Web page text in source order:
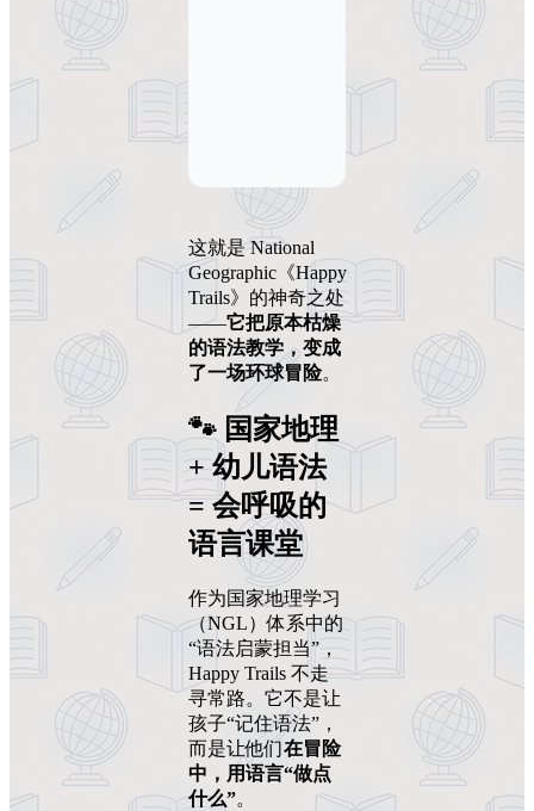
这就是 National
Geographic《Happy
Trails》的神奇之处
——它把原本枯燥
的语法教学，变成
了一场环球冒险。
🐾 国家地理
+ 幼儿语法
= 会呼吸的
语言课堂
作为国家地理学习
（NGL）体系中的
“语法启蒙担当”，
Happy Trails 不走
寻常路。它不是让
孩子“记住语法”，
而是让他们在冒险
中，用语言“做点
什么”。